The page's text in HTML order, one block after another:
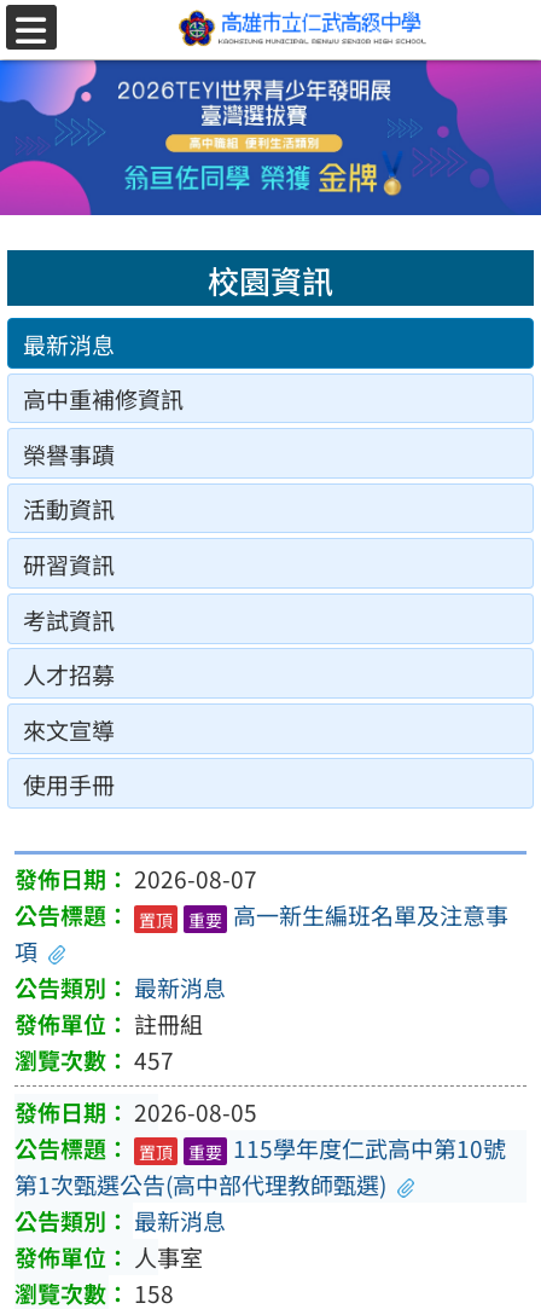
跳至主要內容區
選
單
校園資訊
最新消息
高中重補修資訊
榮譽事蹟
活動資訊
研習資訊
考試資訊
人才招募
來文宣導
使用手冊
2026-08-07
置頂 重要 高一新生編班名單及注意事
項
最新消息
註冊組
457
2026-08-05
置頂 重要 115學年度仁武高中第10號
第1次甄選公告(高中部代理教師甄選)
最新消息
人事室
158